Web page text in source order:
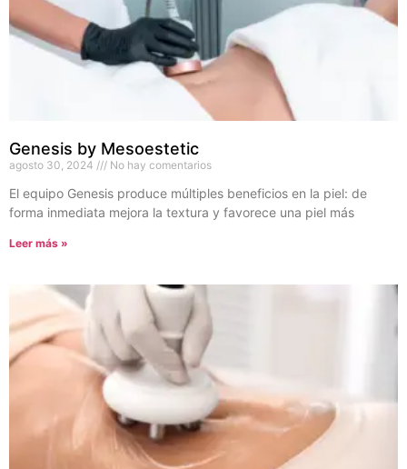
Genesis by Mesoestetic
agosto 30, 2024 No hay comentarios
El equipo Genesis produce múltiples beneficios en la piel: de
forma inmediata mejora la textura y favorece una piel más
Leer más »